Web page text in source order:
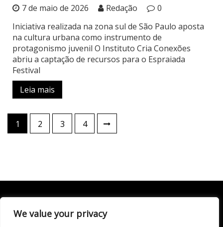
We value your privacy
7 de maio de 2026 Redação
0
Iniciativa realizada na zona sul de São Paulo aposta
na cultura urbana como instrumento de
protagonismo juvenil O Instituto Cria Conexões
abriu a captação de recursos para o Espraiada
Festival
Leia mais
Paginação
de
1 2 3 4
Todo conteúdo publicado neste portal, incluindo textos,